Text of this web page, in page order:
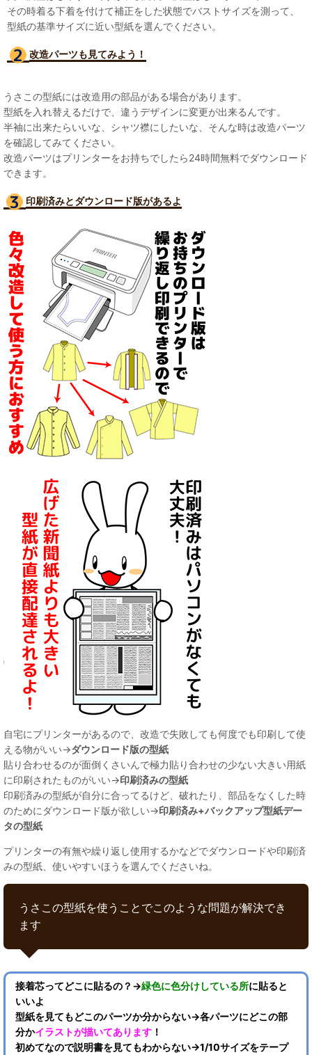
その時着る下着を付けて補正をした状態でバストサイズを測って、
型紙の基準サイズに近い型紙を選んでください。
改造パーツも見てみよう！
うさこの型紙には改造用の部品がある場合があります。
型紙を入れ替えるだけで、違うデザインに変更が出来るんです。
半袖に出来たらいいな、シャツ襟にしたいな、そんな時は改造パーツ
を確認してみてください。
改造パーツはプリンターをお持ちでしたら24時間無料でダウンロード
できます。
印刷済みとダウンロード版があるよ
自宅にプリンターがあるので、改造で失敗しても何度でも印刷して使
える物がいい→ダウンロード版の型紙
貼り合わせるのが面倒くさいんで極力貼り合わせの少ない大きい用紙
に印刷されたものがいい→印刷済みの型紙
印刷済みの型紙が自分に合ってるけど、破れたり、部品をなくした時
のためにダウンロード版が欲しい→印刷済み+バックアップ型紙デー
タの型紙
プリンターの有無や繰り返し使用するかなどでダウンロードや印刷済
みの型紙、使いやすいほうを選んでくださいね。
うさこの型紙を使うことでこのような問題が解決でき
ます
接着芯ってどこに貼るの？→緑色に色分けしている所に貼ると
いいよ
型紙を見てもどこのパーツか分からない→各パーツにどこの部
分かイラストが描いてあります ！
初めてなので説明書を見てもわからない→1/10サイズをテープ